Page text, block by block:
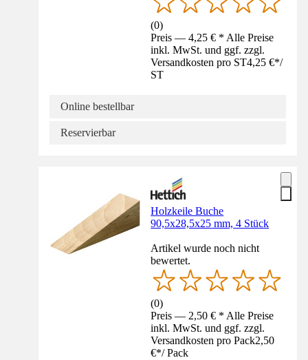
(0)
Preis — 4,25 € * Alle Preise
inkl. MwSt. und ggf. zzgl.
Versandkosten pro ST4,25 €*/
ST
Online bestellbar
Reservierbar
Holzkeile Buche
90,5x28,5x25 mm, 4 Stück
Artikel wurde noch nicht
bewertet.
(0)
Preis — 2,50 € * Alle Preise
inkl. MwSt. und ggf. zzgl.
Versandkosten pro Pack2,50
€*/ Pack